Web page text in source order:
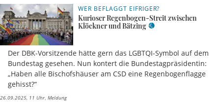
WER BEFLAGGT EIFRIGER?
Kurioser Regenbogen-Streit zwischen
Klöckner und Bätzing
Der DBK-Vorsitzende hätte gern das LGBTQI-Symbol auf dem
Bundestag gesehen. Nun kontert die Bundestagpräsidentin:
„Haben alle Bischofshäuser am CSD eine Regenbogenflagge
gehisst?“
26.09.2025, 11 Uhr Meldung